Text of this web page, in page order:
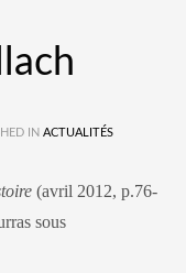
IN ACTUALITÉS
(avril 2012, p.76-
sous